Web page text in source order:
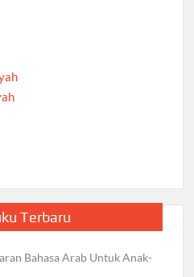
Terbaru
Bahasa Arab Untuk Anak-